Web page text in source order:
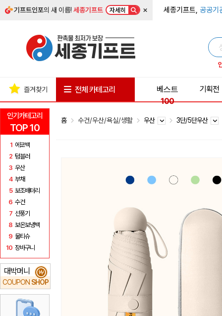
기프트인포의 새 이름!세종기프트 자세히 × 세종기프트, 공공기
인기카테고리
TOP 10
1 에코백
2 텀블러
3 우산
4 부채
5 보조배터리
6 수건
7 선풍기
8 보온보냉백
9 물티슈
10 장바구니
대박머니
COUPON SHOP
₩
즐겨찾기 전체 카테고리
베스트
100
기획전
홈 수건/우산/욕실/생활 우산 3단/5단우산